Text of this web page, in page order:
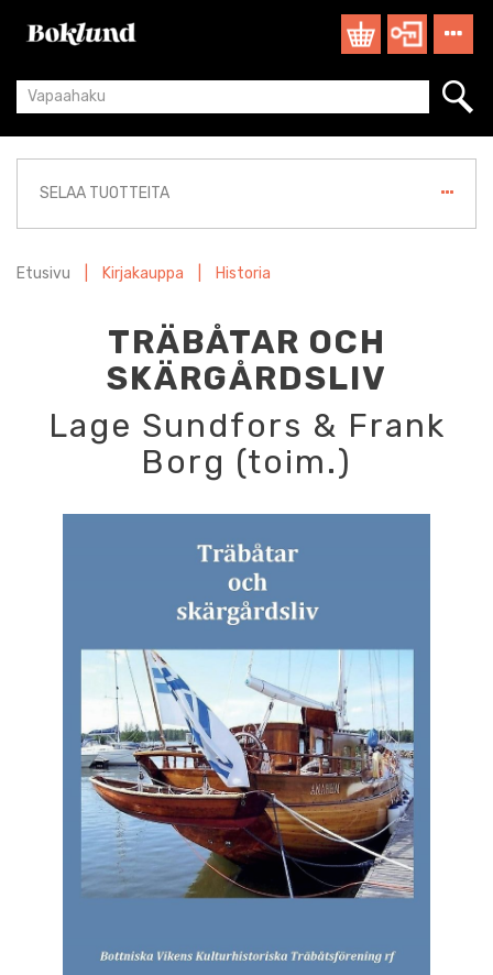
SELAA TUOTTEITA
Etusivu Kirjakauppa Historia
TRÄBÅTAR OCH
SKÄRGÅRDSLIV
Lage Sundfors & Frank
Borg (toim.)